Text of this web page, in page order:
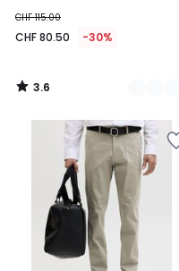
CHF 115.00
CHF 80.50 -30%
3.6
/